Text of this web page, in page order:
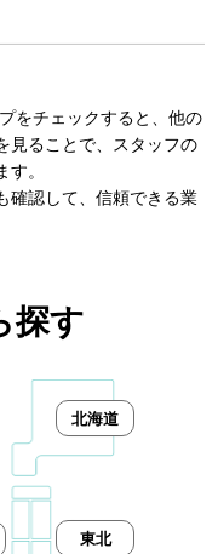
をチェックすると、他の
見ることで、スタッフの
。
確認して、信頼できる業
探す
北海道
東北